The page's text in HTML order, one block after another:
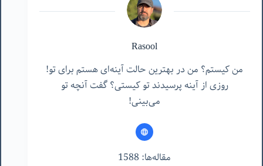
Rasool
من کیستم؟ من در بهترین حالت آینه‌ای هستم برای تو!
روزی از آینه پرسیدند تو کیستی؟ گفت آنچه تو
می‌بینی!
مقاله‌ها: 1588